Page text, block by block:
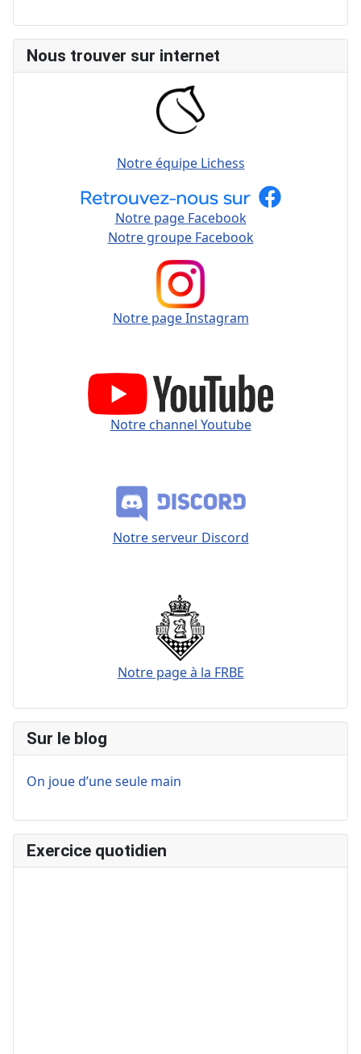
Nous trouver sur internet
Notre équipe Lichess
Notre page Facebook
Notre groupe Facebook
Notre page Instagram
Notre channel Youtube
Notre serveur Discord
Notre page à la FRBE
Sur le blog
On joue d’une seule main
Exercice quotidien